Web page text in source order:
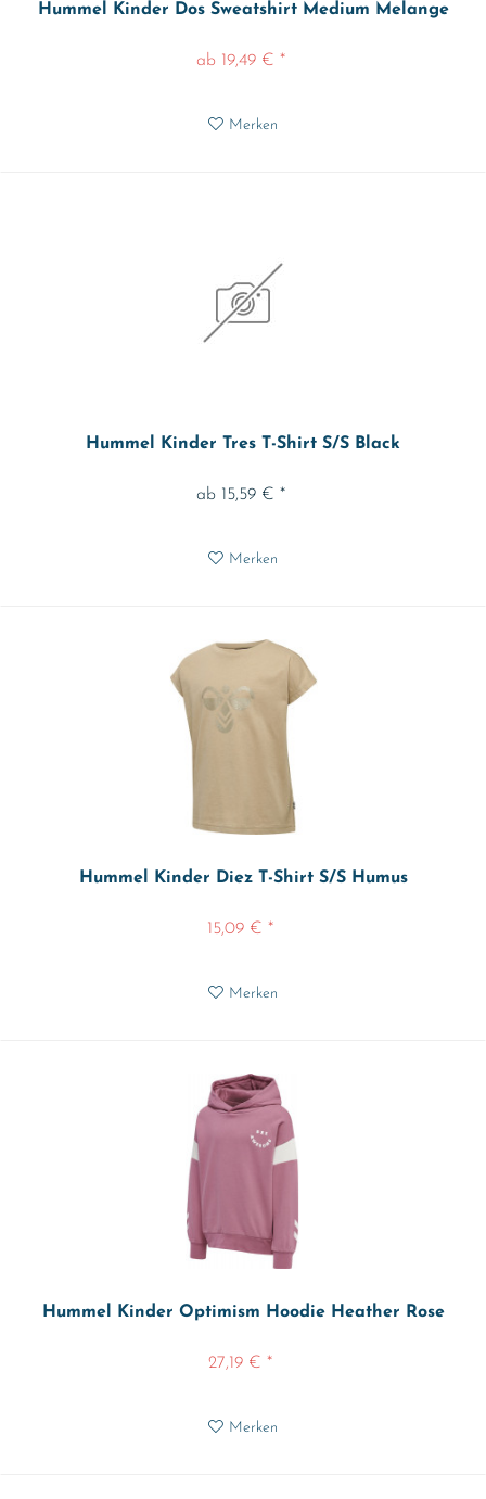
Hummel Kinder Dos Sweatshirt Medium Melange
ab 19,49 € *
Merken
Hummel Kinder Tres T-Shirt S/S Black
ab 15,59 € *
Merken
Hummel Kinder Diez T-Shirt S/S Humus
15,09 € *
Merken
Hummel Kinder Optimism Hoodie Heather Rose
27,19 € *
Merken